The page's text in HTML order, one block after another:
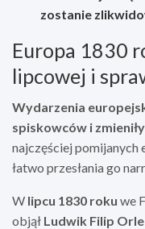
zostanie
Europa 1830
lipcowej i
Wydarzenia
spiskowców i
najczęściej pomijanych
łatwo przesłania go
W lipcu 1830 roku we
objął Ludwik Filip